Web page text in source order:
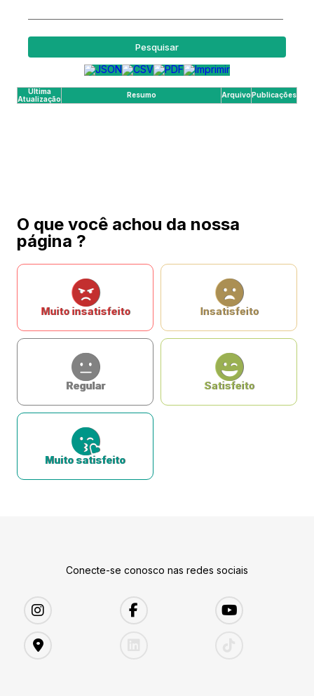
Pesquisar
Última
Atualização
Resumo ArquivoPublicações
O que você achou da nossa
página ?
Muito insatisfeito Insatisfeito
Regular Satisfeito
Muito satisfeito
Conecte-se conosco nas redes sociais